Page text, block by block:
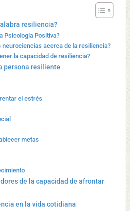
resiliencia?
Psicología Positiva?
neurociencias acerca de la resiliencia?
la capacidad de resiliencia?
persona resiliente
el estrés
metas
de la capacidad de afrontar
en la vida cotidiana